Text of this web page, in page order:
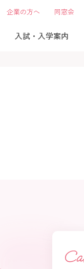
企業の方へ 同窓会
入試・入学案内